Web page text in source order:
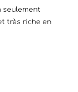
seulement
très riche en